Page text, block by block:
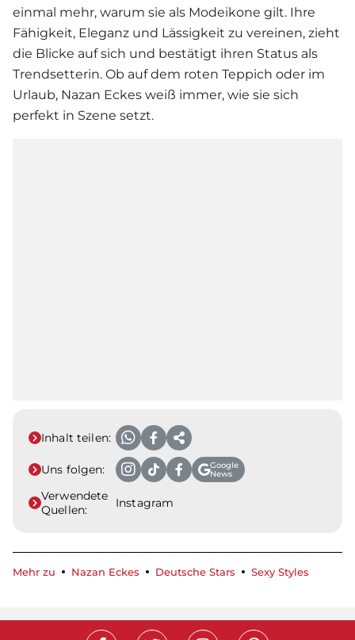
einmal mehr, warum sie als Modeikone gilt. Ihre
Fähigkeit, Eleganz und Lässigkeit zu vereinen, zieht
die Blicke auf sich und bestätigt ihren Status als
Trendsetterin. Ob auf dem roten Teppich oder im
Urlaub, Nazan Eckes weiß immer, wie sie sich
perfekt in Szene setzt.
Inhalt teilen:
Uns folgen:
Google
News
Verwendete
Quellen:
Instagram
Mehr zu Nazan Eckes Deutsche Stars Sexy Styles